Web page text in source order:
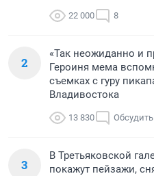
22 000 8
2
«Так неожиданно и
Героиня мема
съемках с гуру
Владивостока
13 830 Обсудить
3
В Третьяковской
покажут пейзажи,